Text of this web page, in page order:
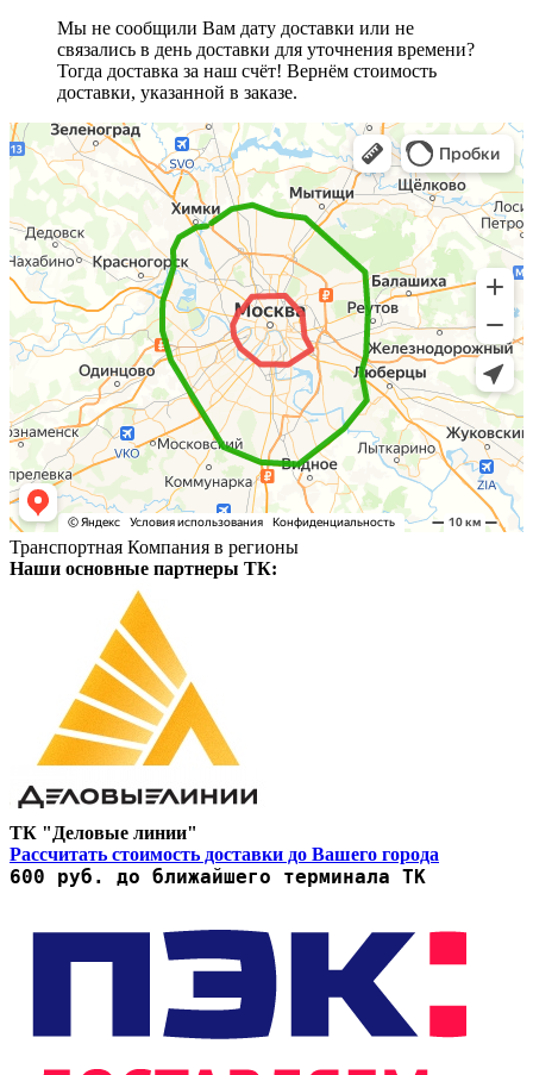
Мы не сообщили Вам дату доставки или не
связались в день доставки для уточнения времени?
Тогда доставка за наш счёт! Вернём стоимость
доставки, указанной в заказе.
Транспортная Компания в регионы
Наши основные партнеры ТК:
ТК "Деловые линии"
Рассчитать стоимость доставки до Вашего города
600 руб. до ближайшего терминала ТК